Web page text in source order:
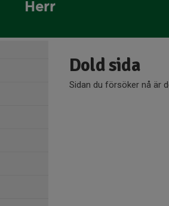
Herr
Dold sida
Sidan du försöker nå är